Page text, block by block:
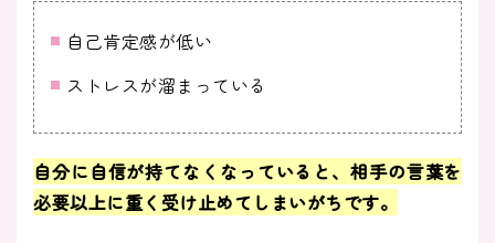
自己肯定感が低い
ストレスが溜まっている
自分に自信が持てなくなっていると、相手の言葉を
必要以上に重く受け止めてしまいがちです。